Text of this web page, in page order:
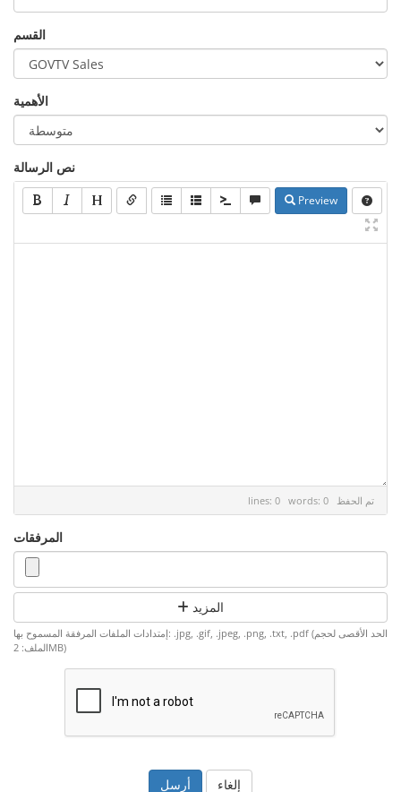
القسم
الأهمية
نص الرسالة
Preview
lines: 0 words: 0 تم الحفظ
المرفقات
المزيد
إمتدادات الملفات المرفقة المسموح بها: .jpg, .gif, .jpeg, .png, .txt, .pdf (الحد الأقصى لحجم
الملف: 2MB)
إلغاء